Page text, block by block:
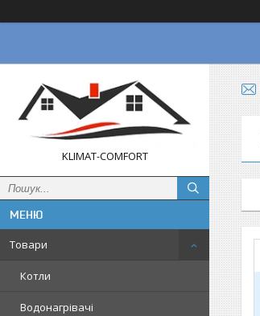
KLIMAT-COMFORT
Товари
Котли
Водонагрівачі